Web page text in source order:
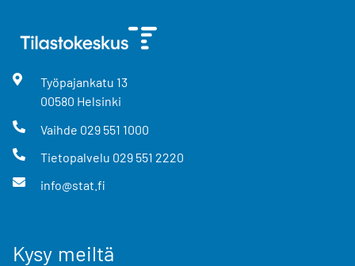
Työpajankatu 13
00580 Helsinki
Vaihde 029 551 1000
Tietopalvelu 029 551 2220
info@stat.fi
Kysy meiltä